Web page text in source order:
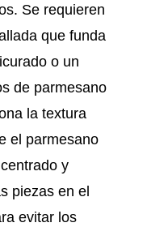
Se requieren
que funda
o un
de parmesano
la textura
el parmesano
y
piezas en el
evitar los